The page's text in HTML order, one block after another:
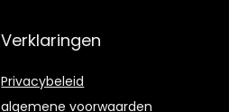
Verklaringen
Privacybeleid
algemene voorwaarden